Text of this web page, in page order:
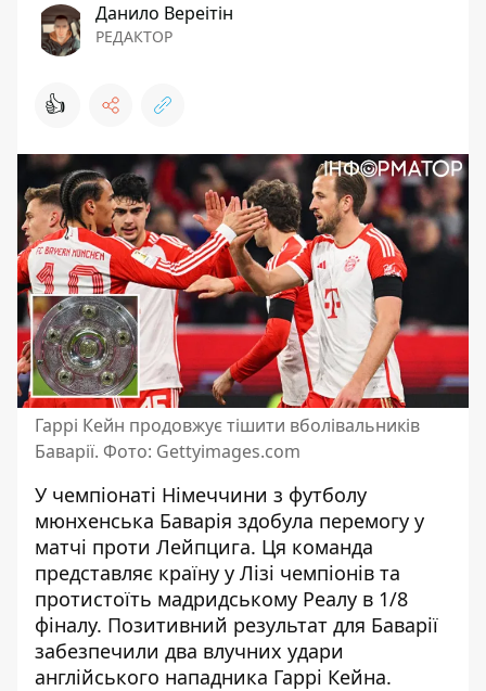
Данило Вереітін
РЕДАКТОР
👍
Гаррі Кейн продовжує тішити вболівальників
Баварії. Фото: Gettyimages.com
У чемпіонаті Німеччини з футболу
мюнхенська Баварія здобула перемогу у
матчі проти Лейпцига. Ця команда
представляє країну у Лізі чемпіонів та
протистоїть мадридському Реалу в 1/8
фіналу. Позитивний результат для Баварії
забезпечили два влучних удари
англійського нападника Гаррі Кейна.